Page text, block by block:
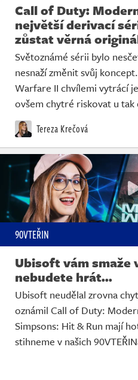
Call of Duty:
největší derivací
zůstat věrná
Světoznámé sérii bylo
nesnaží změnit svůj
Warfare II chvílemi vytrácí
ovšem chytré riskovat u tak
Tereza Krečová
90VTEŘIN
Ubisoft vám smaže
nebudete hrát...
Ubisoft neudělal zrovna
oznámil Call of Duty:
Simpsons: Hit & Run mají
stihneme v našich